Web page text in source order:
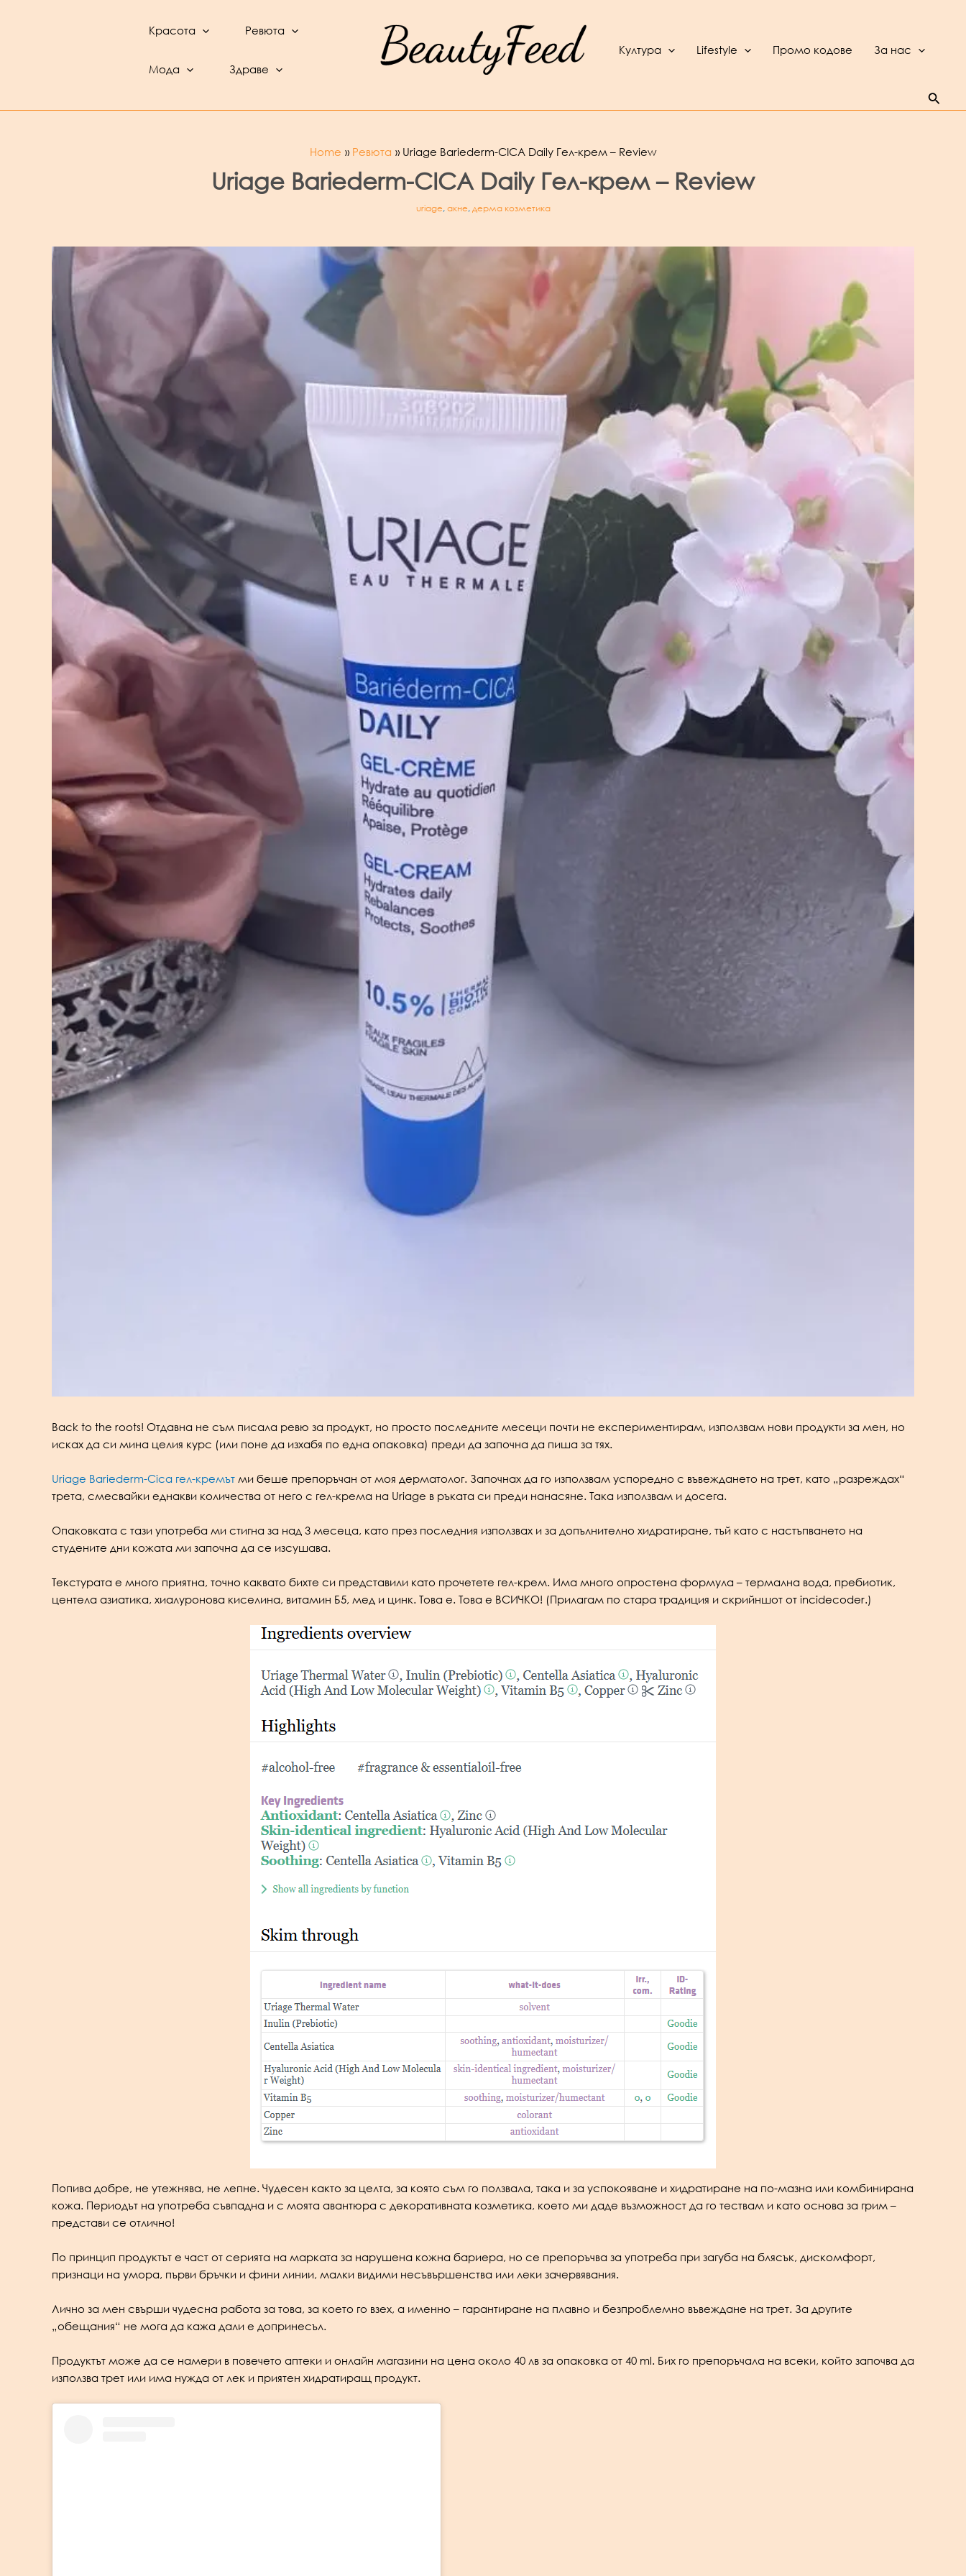
Красота Ревюта
Мода Здраве
Култура Lifestyle Промо кодове За нас
Home Ревюта Uriage Bariederm-CICA Daily Гел-крем – Review
Uriage Bariederm-CICA Daily Гел-крем – Review
uriage, акне, дерма козметика
Back to the roots! Отдавна не съм писала ревю за продукт, но просто последните месеци почти не експериментирам, използвам нови продукти за мен, но
исках да си мина целия курс (или поне да изхабя по една опаковка) преди да започна да пиша за тях.
Uriage Bariederm-Cica гел-кремът ми беше препоръчан от моя дерматолог. Започнах да го използвам успоредно с въвеждането на трет, като „разреждах“
трета, смесвайки еднакви количества от него с гел-крема на Uriage в ръката си преди нанасяне. Така използвам и досега.
Опаковката с тази употреба ми стигна за над 3 месеца, като през последния използвах и за допълнително хидратиране, тъй като с настъпването на
студените дни кожата ми започна да се изсушава.
Текстурата е много приятна, точно каквато бихте си представили като прочетете гел-крем. Има много опростена формула – термална вода, пребиотик,
центела азиатика, хиалуронова киселина, витамин Б5, мед и цинк. Това е. Това е ВСИЧКО! (Прилагам по стара традиция и скрийншот от incidecoder.)
Попива добре, не утежнява, не лепне. Чудесен както за целта, за която съм го ползвала, така и за успокояване и хидратиране на по-мазна или комбинирана
кожа. Периодът на употреба съвпадна и с моята авантюра с декоративната козметика, което ми даде възможност да го тествам и като основа за грим –
представи се отлично!
По принцип продуктът е част от серията на марката за нарушена кожна бариера, но се препоръчва за употреба при загуба на блясък, дискомфорт,
признаци на умора, първи бръчки и фини линии, малки видими несъвършенства или леки зачервявания.
Лично за мен свърши чудесна работа за това, за което го взех, а именно – гарантиране на плавно и безпроблемно въвеждане на трет. За другите
„обещания“ не мога да кажа дали е допринесъл.
Продуктът може да се намери в повечето аптеки и онлайн магазини на цена около 40 лв за опаковка от 40 ml. Бих го препоръчала на всеки, който започва да
използва трет или има нужда от лек и приятен хидратиращ продукт.